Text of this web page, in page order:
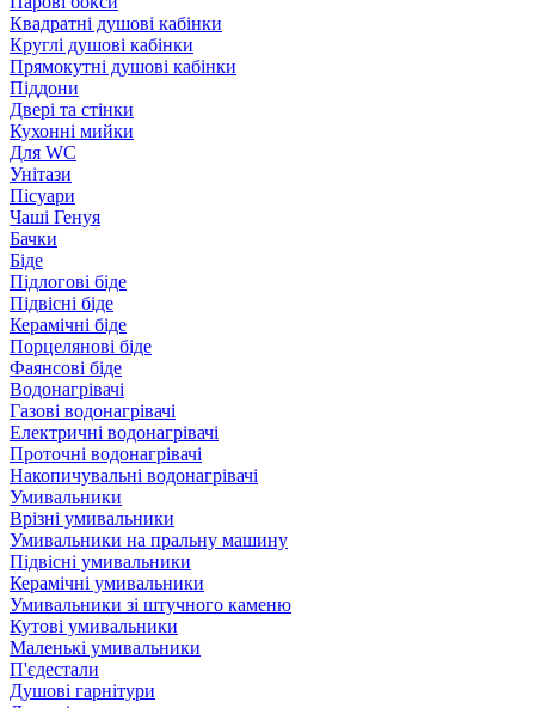
Квадратні душові кабінки
Круглі душові кабінки
Прямокутні душові кабінки
Піддони
Двері та стінки
Кухонні мийки
Для WC
Унітази
Пісуари
Чаші Генуя
Бачки
Біде
Підлогові біде
Підвісні біде
Керамічні біде
Порцелянові біде
Фаянсові біде
Водонагрівачі
Газові водонагрівачі
Електричні водонагрівачі
Проточні водонагрівачі
Накопичувальні водонагрівачі
Умивальники
Врізні умивальники
Умивальники на пральну машину
Підвісні умивальники
Керамічні умивальники
Умивальники зі штучного каменю
Кутові умивальники
Маленькі умивальники
П'єдестали
Душові гарнітури